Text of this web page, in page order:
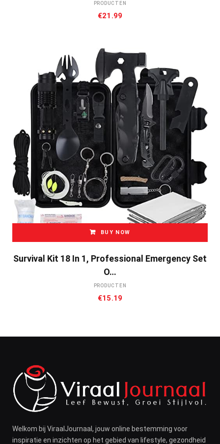
PRODUCTEN
€21.99
BUY NOW
Survival Kit 18 In 1, Professional Emergency Set
O…
PRODUCTEN
€15.19
Welkom bij ViraalJournaal, jouw online bestemming voor
inspiratie en inzichten op het gebied van lifestyle, gezondheid